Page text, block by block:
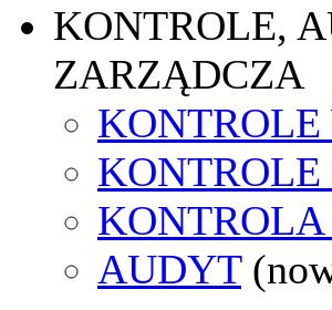
KONTROLE,
ZARZĄDCZA
AUDYT